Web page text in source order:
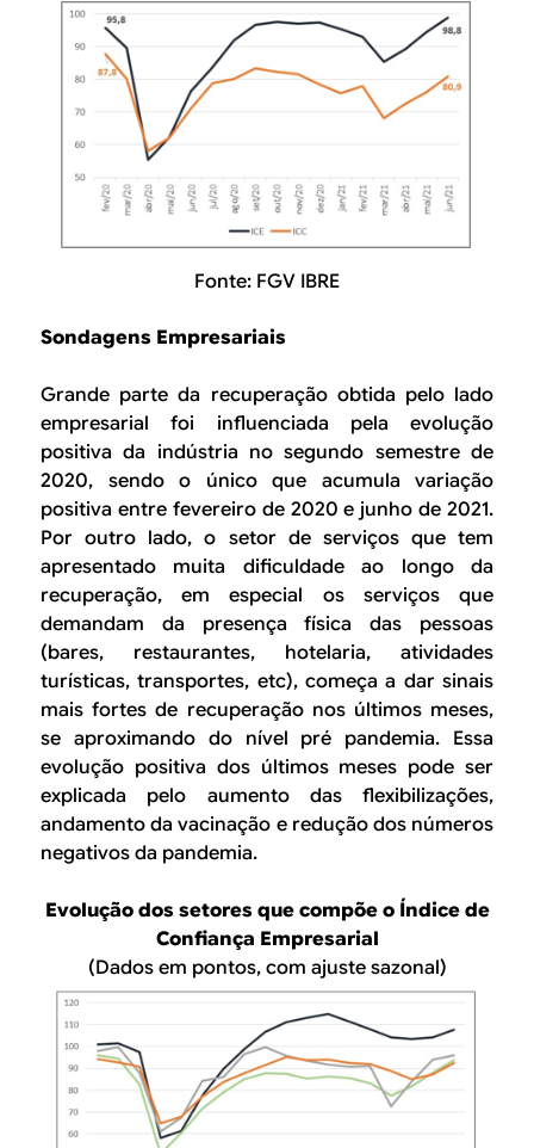
Fonte: FGV IBRE
Sondagens Empresariais
Grande parte da recuperação obtida pelo lado
empresarial foi influenciada pela evolução
positiva da indústria no segundo semestre de
2020, sendo o único que acumula variação
positiva entre fevereiro de 2020 e junho de 2021.
Por outro lado, o setor de serviços que tem
apresentado muita dificuldade ao longo da
recuperação, em especial os serviços que
demandam da presença física das pessoas
(bares, restaurantes, hotelaria, atividades
turísticas, transportes, etc), começa a dar sinais
mais fortes de recuperação nos últimos meses,
se aproximando do nível pré pandemia. Essa
evolução positiva dos últimos meses pode ser
explicada pelo aumento das flexibilizações,
andamento da vacinação e redução dos números
negativos da pandemia.
Evolução dos setores que compõe o Índice de
Confiança Empresarial
(Dados em pontos, com ajuste sazonal)